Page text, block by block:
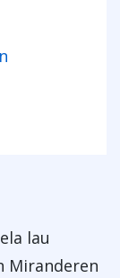
lau
Miranderen